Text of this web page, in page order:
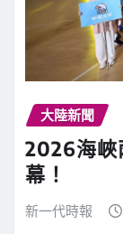
大陸新聞
2026海峽
幕！
新一代時報